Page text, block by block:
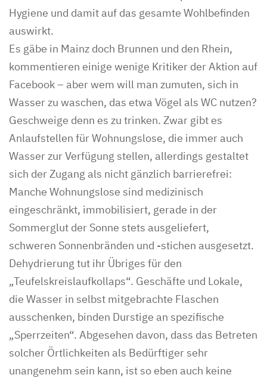
Hygiene und damit auf das gesamte Wohlbefinden
auswirkt.
Es gäbe in Mainz doch Brunnen und den Rhein,
kommentieren einige wenige Kritiker der Aktion auf
Facebook – aber wem will man zumuten, sich in
Wasser zu waschen, das etwa Vögel als WC nutzen?
Geschweige denn es zu trinken. Zwar gibt es
Anlaufstellen für Wohnungslose, die immer auch
Wasser zur Verfügung stellen, allerdings gestaltet
sich der Zugang als nicht gänzlich barrierefrei:
Manche Wohnungslose sind medizinisch
eingeschränkt, immobilisiert, gerade in der
Sommerglut der Sonne stets ausgeliefert,
schweren Sonnenbränden und -stichen ausgesetzt.
Dehydrierung tut ihr Übriges für den
„Teufelskreislaufkollaps“. Geschäfte und Lokale,
die Wasser in selbst mitgebrachte Flaschen
ausschenken, binden Durstige an spezifische
„Sperrzeiten“. Abgesehen davon, dass das Betreten
solcher Örtlichkeiten als Bedürftiger sehr
unangenehm sein kann, ist so eben auch keine